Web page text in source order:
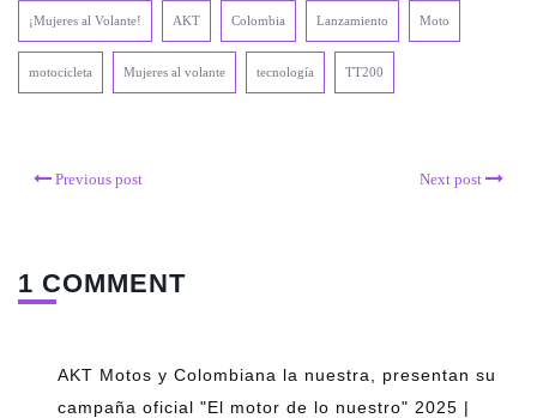
¡Mujeres al Volante! AKT Colombia Lanzamiento Moto
motocicleta Mujeres al volante tecnología TT200
Previous post Next post
1 COMMENT
AKT Motos y Colombiana la nuestra, presentan su
campaña oficial "El motor de lo nuestro" 2025 |